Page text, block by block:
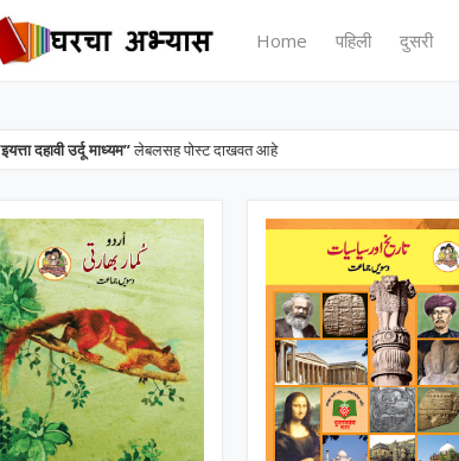
Home पहिली दुसरी
इयत्ता दहावी उर्दू माध्यम लेबलसह पोस्ट दाखवत आहे